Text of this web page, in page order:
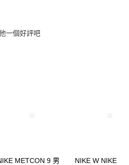
一個好評吧
METCON 9 男 NIKE W NIKE